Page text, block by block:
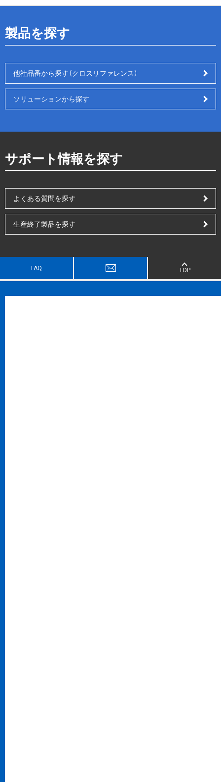
製品を探す
他社品番から探す（クロスリファレンス）
ソリューションから探す
サポート情報を探す
よくある質問を探す
生産終了製品を探す
FAQ TOP